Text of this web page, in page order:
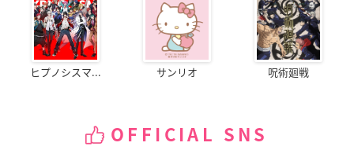
ヒプノシスマ... サンリオ 呪術廻戦
OFFICIAL SNS